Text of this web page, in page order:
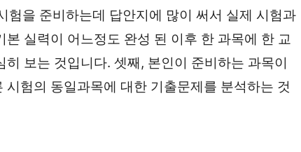
을 준비하는데 답안지에 많이 써서 실제 시험과
실력이 어느정도 완성 된 이후 한 과목에 한 교
보는 것입니다. 셋째, 본인이 준비하는 과목이
험의 동일과목에 대한 기출문제를 분석하는 것